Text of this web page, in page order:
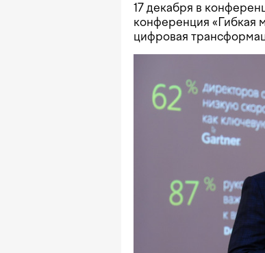
17 декабря в
конференция «Гибкая
цифровая